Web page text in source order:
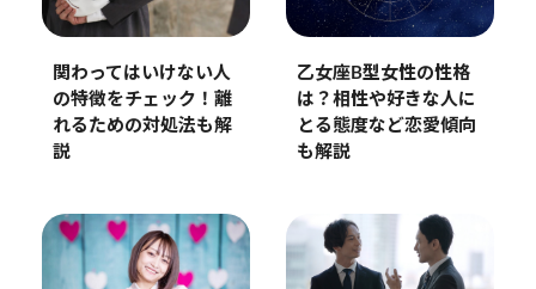
関わってはいけない人
の特徴をチェック！離
れるための対処法も解
説
乙女座B型女性の性格
は？相性や好きな人に
とる態度など恋愛傾向
も解説